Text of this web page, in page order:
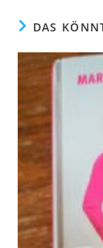
DAS